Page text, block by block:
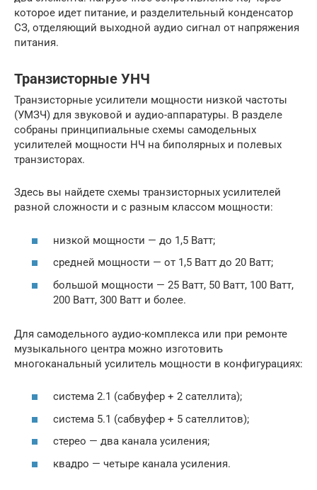
которое идет питание, и разделительный конденсатор
СЗ, отделяющий выходной аудио сигнал от напряжения
питания.
Транзисторные УНЧ
Транзисторные усилители мощности низкой частоты
(УМЗЧ) для звуковой и аудио-аппаратуры. В разделе
собраны принципиальные схемы самодельных
усилителей мощности НЧ на биполярных и полевых
транзисторах.
Здесь вы найдете схемы транзисторных усилителей
разной сложности и с разным классом мощности:
низкой мощности — до 1,5 Ватт;
средней мощности — от 1,5 Ватт до 20 Ватт;
большой мощности — 25 Ватт, 50 Ватт, 100 Ватт,
200 Ватт, 300 Ватт и более.
Для самодельного аудио-комплекса или при ремонте
музыкального центра можно изготовить
многоканальный усилитель мощности в конфигурациях:
система 2.1 (сабвуфер + 2 сателлита);
система 5.1 (сабвуфер + 5 сателлитов);
стерео — два канала усиления;
квадро — четыре канала усиления.